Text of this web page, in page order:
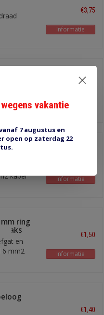
€3,75
Informatie
€3,50
Informatie
ring
kabel
Informatie
ring
haaks
en
6 mm2
€1,50
Informatie
€1,40
vakantie
7 augustus en
open op zaterdag 22